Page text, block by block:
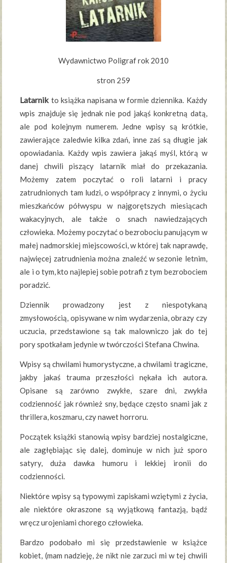
Wydawnictwo Poligraf rok 2010
stron 259
Latarnikto książka napisana w formie dziennika. Każdy
wpis znajduje się jednak nie pod jakąś konkretną datą,
ale pod kolejnym numerem. Jedne wpisy są krótkie,
zawierające zaledwie kilka zdań, inne zaś są długie jak
opowiadania. Każdy wpis zawiera jakąś myśl, którą w
danej chwili piszący latarnik miał do przekazania.
Możemy zatem poczytać o roli latarni i pracy
zatrudnionych tam ludzi, o współpracy z innymi, o życiu
mieszkańców półwyspu w najgorętszych miesiącach
wakacyjnych, ale także o snach nawiedzających
człowieka. Możemy poczytać o bezrobociu panującym w
małej nadmorskiej miejscowości, w której tak naprawdę,
najwięcej zatrudnienia można znaleźć w sezonie letnim,
ale i o tym, kto najlepiej sobie potrafi z tym bezrobociem
poradzić.
Dziennik prowadzony jest z niespotykaną
zmysłowością, opisywane w nim wydarzenia, obrazy czy
uczucia, przedstawione są tak malowniczo jak do tej
pory spotkałam jedynie w twórczości Stefana Chwina.
Wpisy są chwilami humorystyczne, a chwilami tragiczne,
jakby jakaś trauma przeszłości nękała ich autora.
Opisane są zarówno zwykłe, szare dni, zwykła
codzienność jak również sny, będące często snami jak z
thrillera, koszmaru, czy nawet horroru.
Początek książki stanowią wpisy bardziej nostalgiczne,
ale zagłębiając się dalej, dominuje w nich już sporo
satyry, duża dawka humoru i lekkiej ironii do
codzienności.
Niektóre wpisy są typowymi zapiskami wziętymi z życia,
ale niektóre okraszone są wyjątkową fantazją, bądź
wręcz urojeniami chorego człowieka.
Bardzo podobało mi się przedstawienie w książce
kobiet, (mam nadzieję, że nikt nie zarzuci mi w tej chwili